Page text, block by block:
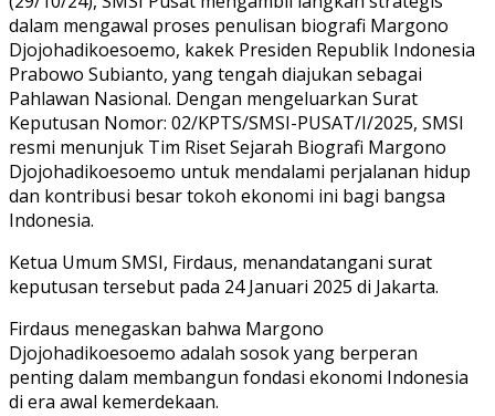
dalam mengawal proses penulisan biografi Margono
Djojohadikoesoemo, kakek Presiden Republik Indonesia
Prabowo Subianto, yang tengah diajukan sebagai
Pahlawan Nasional. Dengan mengeluarkan Surat
Keputusan Nomor: 02/KPTS/SMSI-PUSAT/I/2025, SMSI
resmi menunjuk Tim Riset Sejarah Biografi Margono
Djojohadikoesoemo untuk mendalami perjalanan hidup
dan kontribusi besar tokoh ekonomi ini bagi bangsa
Indonesia.
Ketua Umum SMSI, Firdaus, menandatangani surat
keputusan tersebut pada 24 Januari 2025 di Jakarta.
Firdaus menegaskan bahwa Margono
Djojohadikoesoemo adalah sosok yang berperan
penting dalam membangun fondasi ekonomi Indonesia
di era awal kemerdekaan.